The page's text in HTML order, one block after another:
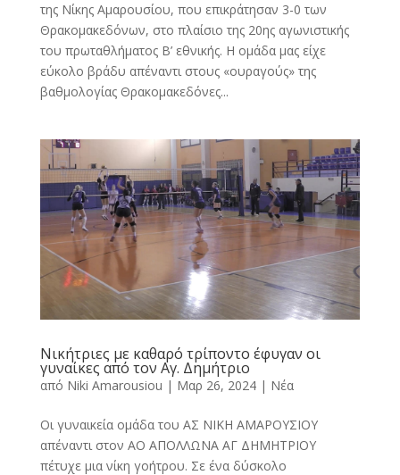
της Νίκης Αμαρουσίου, που επικράτησαν 3-0 των
Θρακομακεδόνων, στο πλαίσιο της 20ης αγωνιστικής
του πρωταθλήματος Β’ εθνικής. Η ομάδα μας είχε
εύκολο βράδυ απέναντι στους «ουραγούς» της
βαθμολογίας Θρακομακεδόνες...
Νικήτριες με καθαρό τρίποντο έφυγαν οι
γυναίκες από τον Αγ. Δημήτριο
από Niki Amarousiou | Μαρ 26, 2024| Νέα
Οι γυναικεία ομάδα του ΑΣ ΝΙΚΗ ΑΜΑΡΟΥΣΙΟΥ
απέναντι στον ΑΟ ΑΠΟΛΛΩΝΑ ΑΓ ΔΗΜΗΤΡΙΟΥ
πέτυχε μια νίκη γοήτρου. Σε ένα δύσκολο